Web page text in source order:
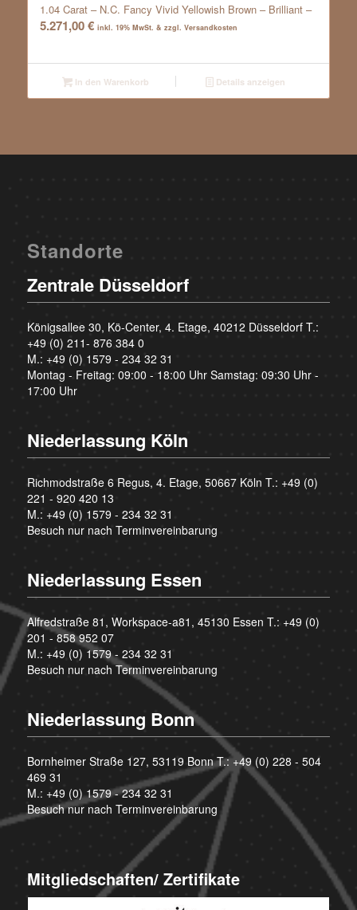
1.04 Carat – N.C. Fancy Vivid Yellowish Brown – Brilliant –
5.271,00€ inkl. 19% MwSt. & zzgl. Versandkosten
In den Warenkorb Details anzeigen
Standorte
Zentrale Düsseldorf
Königsallee 30, Kö-Center, 4. Etage, 40212 Düsseldorf T.:
+49 (0) 211- 876 384 0
M.: +49 (0) 1579 - 234 32 31
Montag - Freitag: 09:00 - 18:00 Uhr Samstag: 09:30 Uhr -
17:00 Uhr
Niederlassung Köln
Richmodstraße 6 Regus, 4. Etage, 50667 Köln T.: +49 (0)
221 - 920 420 13
M.: +49 (0) 1579 - 234 32 31
Besuch nur nach Terminvereinbarung
Niederlassung Essen
Alfredstraße 81, Workspace-a81, 45130 Essen T.: +49 (0)
201 - 858 952 07
M.: +49 (0) 1579 - 234 32 31
Besuch nur nach Terminvereinbarung
Niederlassung Bonn
Bornheimer Straße 127, 53119 Bonn T.:+49 (0) 228 - 504
469 31
M.: +49 (0) 1579 - 234 32 31
Besuch nur nach Terminvereinbarung
Mitgliedschaften/ Zertifikate